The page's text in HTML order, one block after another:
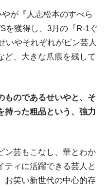
が『人志松本のすべら
を獲得し、3月の『R-1ぐ
いやそれぞれがピン芸人
ど、大きな爪痕を残して
ものであるせいやと、そ
持った粗品という、強力
ン芸もこなし、華とわか
ティに活躍できる芸人と
お笑い新世代の中心的存